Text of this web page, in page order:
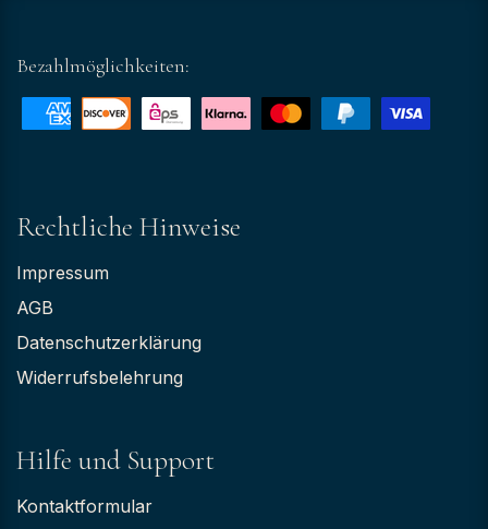
Bezahlmöglichkeiten:
Rechtliche Hinweise
Impressum
AGB
Datenschutzerklärung
Widerrufsbelehrung
Hilfe und Support
Kontaktformular